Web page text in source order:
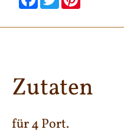
Zutaten
für 4 Port.